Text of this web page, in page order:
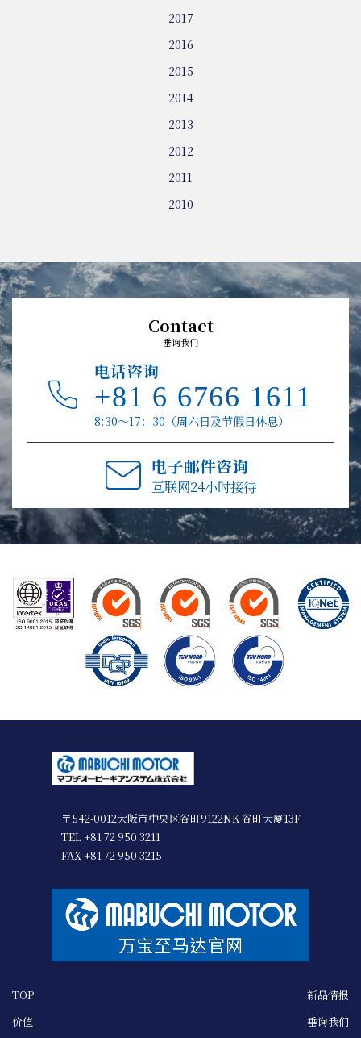
2017
2016
2015
2014
2013
2012
2011
2010
Contact
垂询我们
电话咨询
+81 6 6766 1611
8:30～17：30（周六日及节假日休息）
电子邮件咨询
互联网24小时接待
〒542-0012大阪市中央区谷町9122NK 谷町大厦13F
TEL +81 72 950 3211
FAX +81 72 950 3215
TOP
价值
新品情报
垂询我们